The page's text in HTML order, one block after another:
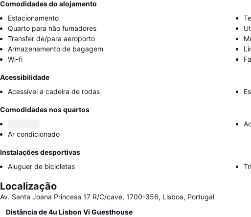
Comodidades do alojamento
Estacionamento
Quarto para não fumadores
Transfer de/para aeroporto
Armazenamento de bagagem
Wi-fi
Acessibilidade
Acessível a cadeira de rodas
Comodidades nos quartos
Ar condicionado
Instalações desportivas
Aluguer de bicicletas
Localização
Av. Santa Joana Princesa 17 R/C/cave, 1700-356, Lisboa, Portugal
Distância de 4u Lisbon Vi Guesthouse